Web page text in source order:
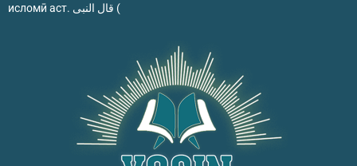
исломӣ аст. قال النبی (